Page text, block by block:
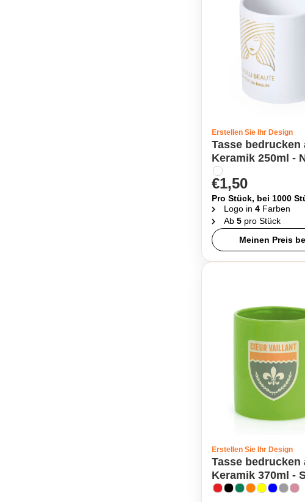
Erstellen Sie Ihr Design
Tasse bedrucken
Keramik 250ml -
€1,50
Pro Stück, bei 1000
Logo in 4 Farben
Ab 5 pro Stück
Meinen Preis
Erstellen Sie Ihr Design
Tasse bedrucken
Keramik 370ml -